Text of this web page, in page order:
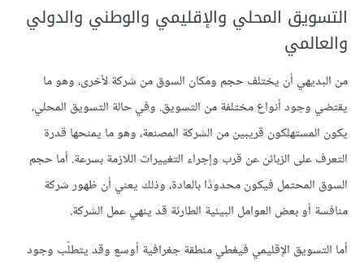
التسويق المحلي والإقليمي والوطني والدولي
والعالمي
من البديهي أن يختلف حجم ومكان السوق من شركة لأخرى، وهو ما
يقتضي وجود أنواع مختلفة من التسويق. وفي حالة التسويق المحلي،
يكون المستهلكون قريبين من الشركة المصنعة، وهو ما يمنحها قدرة
التعرف على الزبائن عن قرب وإجراء التغييرات اللازمة بسرعة. أما حجم
السوق المحتمل فيكون محدودًا بالعادة، وذلك يعني أن ظهور شركة
منافسة أو بعض العوامل البيئية الطارئة قد ينهي عمل الشركة.
أما التسويق الإقليمي فيغطي منطقة جغرافية أوسع وقد يتطلّب وجود